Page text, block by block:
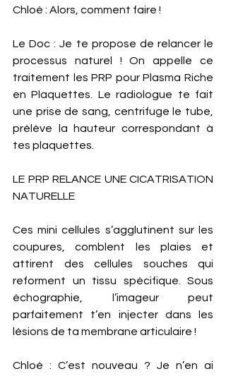
Chloé : Alors, comment faire !
Le Doc : Je te propose de relancer le
processus naturel ! On appelle ce
traitement les PRP pour Plasma Riche
en Plaquettes. Le radiologue te fait
une prise de sang, centrifuge le tube,
prélève la hauteur correspondant à
tes plaquettes.
LE PRP RELANCE UNE CICATRISATION
NATURELLE
Ces mini cellules s’agglutinent sur les
coupures, comblent les plaies et
attirent des cellules souches qui
reforment un tissu spécifique. Sous
échographie, l’imageur peut
parfaitement t’en injecter dans les
lésions de ta membrane articulaire !
Chloé : C’est nouveau ? Je n’en ai